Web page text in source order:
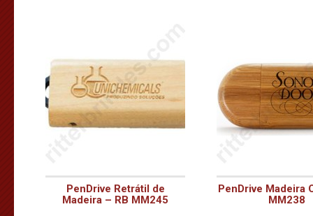
PenDrive Retrátil de
Madeira – RB MM245
PenDrive Madeira
MM238